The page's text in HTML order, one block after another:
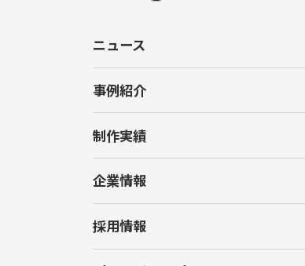
ニュース
事例紹介
制作実績
企業情報
採用情報